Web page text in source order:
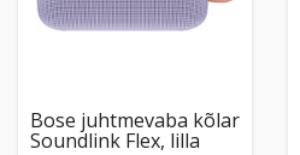
Bose juhtmevaba kõlar
Soundlink Flex, lilla